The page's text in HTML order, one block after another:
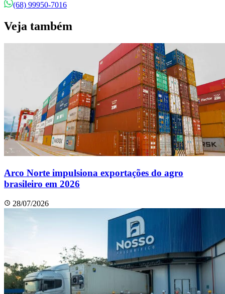
(68) 99950-7016
Veja também
Arco Norte impulsiona exportações do agro
brasileiro em 2026
28/07/2026